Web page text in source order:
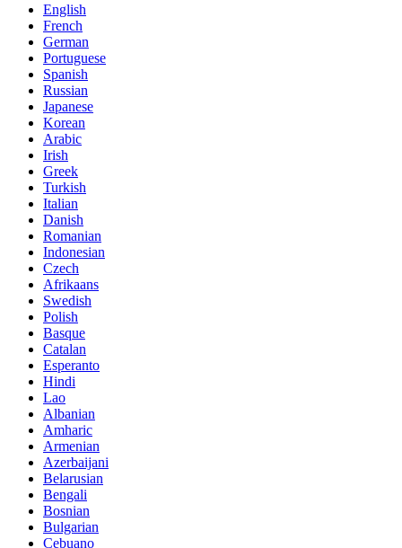
English
French
German
Portuguese
Spanish
Russian
Japanese
Korean
Arabic
Irish
Greek
Turkish
Italian
Danish
Romanian
Indonesian
Czech
Afrikaans
Swedish
Polish
Basque
Catalan
Esperanto
Hindi
Lao
Albanian
Amharic
Armenian
Azerbaijani
Belarusian
Bengali
Bosnian
Bulgarian
Cebuano